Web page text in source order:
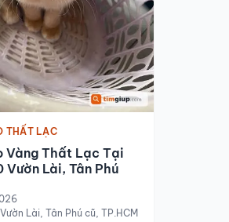
Xéo
THẤT LẠC
Vàng Thất Lạc Tại
Vườn Lài, Tân Phú
Lài, Tân Phú cũ, TP.HCM